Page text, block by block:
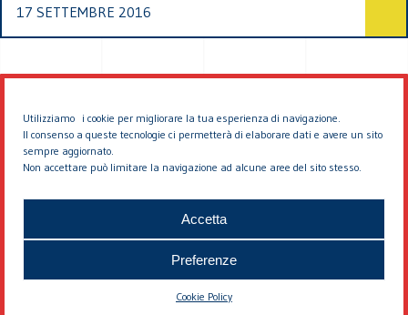
Utilizziamo i cookie per migliorare la tua esperienza di navigazione.
Il consenso a queste tecnologie ci permetterà di elaborare dati e avere un sito
sempre aggiornato.
Non accettare può limitare la navigazione ad alcune aree del sito stesso.
Accetta
Preferenze
Cookie Policy
17 SETTEMBRE 2016
© 2026 EDDYBURG